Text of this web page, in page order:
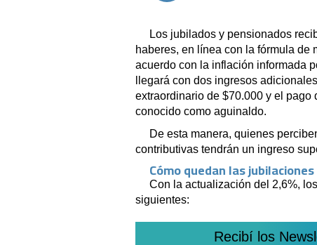
Los jubilados y pensionados
haberes, en línea con la fórmula
acuerdo con la inflación informada
llegará con dos ingresos
extraordinario de $70.000 y el
conocido como aguinaldo.
De esta manera, quienes
contributivas tendrán un ingreso
Cómo quedan las
Con la actualización del 2,6%,
siguientes:
Recibí los